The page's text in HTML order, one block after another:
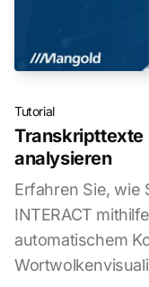
Tutorial
Transkripttexte
analysieren
Erfahren Sie, wie
INTERACT
automatischem